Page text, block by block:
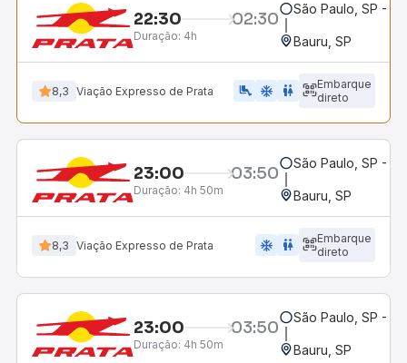
22:30 02:30
Duração: 4h
São Paulo, SP -
Bauru, SP
8,3 Viação Expresso de Prata airline_seat_legroom_extra ac_unit WC
Embarque
direto
23:00 03:50
Duração: 4h 50m
São Paulo, SP -
Bauru, SP
8,3 Viação Expresso de Prata ac_unit wc
Embarque
direto
23:00 03:50
Duração: 4h 50m
São Paulo, SP -
Bauru, SP